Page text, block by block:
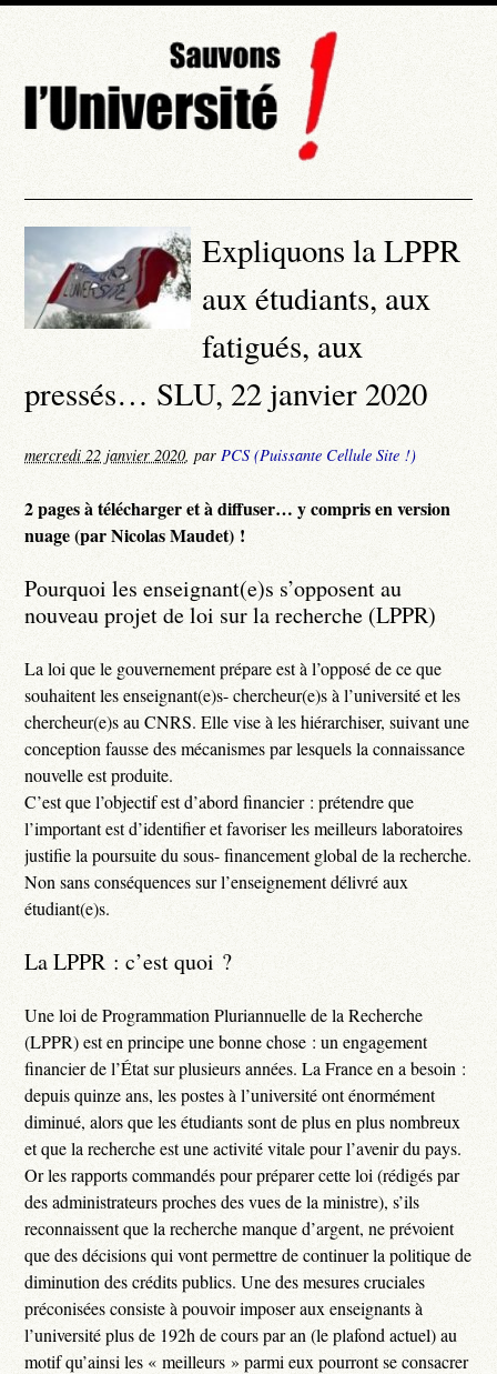
Expliquons la LPPR
aux étudiants, aux
fatigués, aux
pressés… SLU, 22 janvier 2020
mercredi 22 janvier 2020,parPCS (Puissante Cellule Site !)
2 pages à télécharger et à diffuser… y compris en version
nuage (par Nicolas Maudet) !
Pourquoi les enseignant(e)s s’opposent au
nouveau projet de loi sur la recherche (LPPR)
La loi que le gouvernement prépare est à l’opposé de ce que
souhaitent les enseignant(e)s- chercheur(e)s à l’université et les
chercheur(e)s au CNRS. Elle vise à les hiérarchiser, suivant une
conception fausse des mécanismes par lesquels la connaissance
nouvelle est produite.
C’est que l’objectif est d’abord financier : prétendre que
l’important est d’identifier et favoriser les meilleurs laboratoires
justifie la poursuite du sous- financement global de la recherche.
Non sans conséquences sur l’enseignement délivré aux
étudiant(e)s.
La LPPR : c’est quoi ?
Une loi de Programmation Pluriannuelle de la Recherche
(LPPR) est en principe une bonne chose : un engagement
financier de l’État sur plusieurs années. La France en a besoin :
depuis quinze ans, les postes à l’université ont énormément
diminué, alors que les étudiants sont de plus en plus nombreux
et que la recherche est une activité vitale pour l’avenir du pays.
Or les rapports commandés pour préparer cette loi (rédigés par
des administrateurs proches des vues de la ministre), s’ils
reconnaissent que la recherche manque d’argent, ne prévoient
que des décisions qui vont permettre de continuer la politique de
diminution des crédits publics. Une des mesures cruciales
préconisées consiste à pouvoir imposer aux enseignants à
l’université plus de 192h de cours par an (le plafond actuel) au
motif qu’ainsi les « meilleurs » parmi eux pourront se consacrer